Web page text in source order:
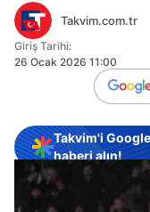
Takvim.com.tr
Giriş Tarihi:
26 Ocak 2026 11:00
Takvim'i
haberi alın!